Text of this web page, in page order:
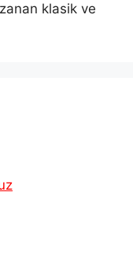
klasik ve